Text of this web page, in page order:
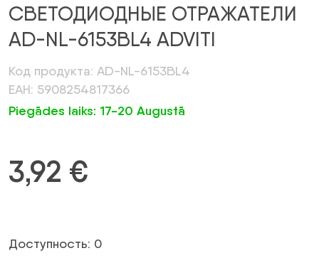
СВЕТОДИОДНЫЕ ОТРАЖАТЕЛИ
AD-NL-6153BL4 ADVITI
Код продукта: AD-NL-6153BL4
ЕАН: 5908254817366
Piegādes laiks: 17-20 Augustā
3,92 €
Доступность: 0